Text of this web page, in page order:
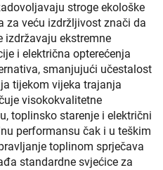
stroge ekološke
za veću izdržljivost znači da
izdržavaju ekstremne
i električna opterećenja
smanjujući učestalost
tijekom vijeka trajanja
visokokvalitetne
toplinsko starenje i električni
performansu čak i u teškim
toplinom sprječava
standardne svjećice za